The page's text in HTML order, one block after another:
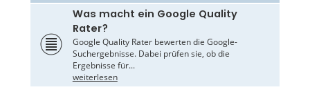
Was macht ein Google Quality
Rater?
Google Quality Rater bewerten die Google-
Suchergebnisse. Dabei prüfen sie, ob die
Ergebnisse für...
weiterlesen